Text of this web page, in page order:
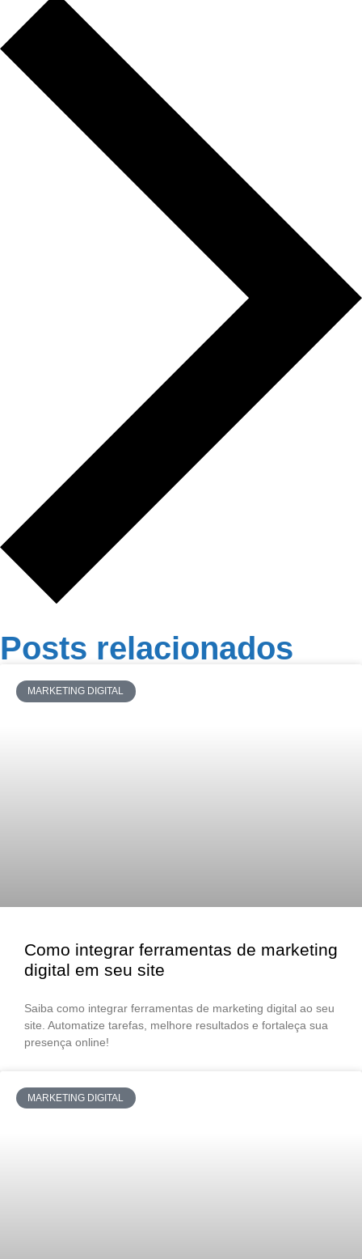
Posts relacionados
MARKETING DIGITAL
Como integrar ferramentas de marketing
digital em seu site
Saiba como integrar ferramentas de marketing digital ao seu
site. Automatize tarefas, melhore resultados e fortaleça sua
presença online!
MARKETING DIGITAL